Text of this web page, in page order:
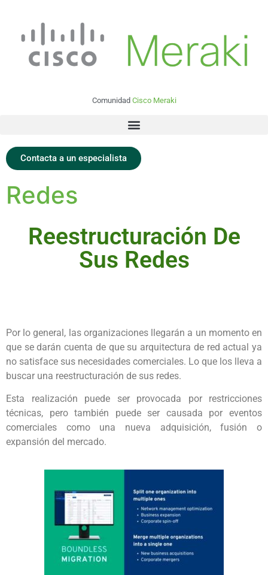
Comunidad Cisco Meraki
Contacta a un especialista
Redes
Reestructuración De
Sus Redes
Por lo general, las organizaciones llegarán a un momento en
que se darán cuenta de que su arquitectura de red actual ya
no satisface sus necesidades comerciales. Lo que los lleva a
buscar una reestructuración de sus redes.
Esta realización puede ser provocada por restricciones
técnicas, pero también puede ser causada por eventos
comerciales como una nueva adquisición, fusión o
expansión del mercado.